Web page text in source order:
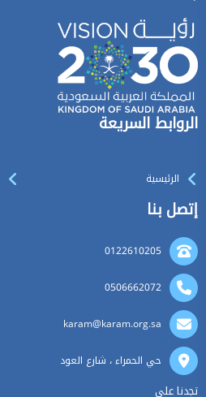
الروابط السريعة
الرئيسية
إتصل بنا
0122610205
0506662072
karam@karam.org.sa
حي الحمراء ، شارع العود
تجدنا على